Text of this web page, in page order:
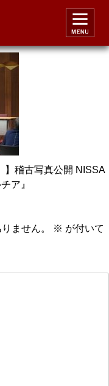
】稽古写真公開 NISSA
ア』
ません。
※ が付いて